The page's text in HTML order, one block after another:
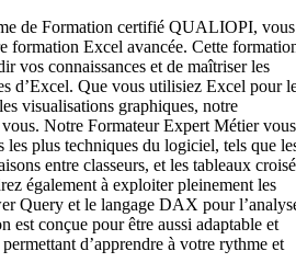
de Formation certifié QUALIOPI, vous
formation Excel avancée. Cette
vos connaissances et de maîtriser les
d’Excel. Que vous utilisiez Excel pour
visualisations graphiques, notre
Notre Formateur Expert Métier vous
les plus techniques du logiciel, tels que
entre classeurs, et les tableaux
également à exploiter pleinement les
Query et le langage DAX pour
est conçue pour être aussi adaptable et
d’apprendre à votre rythme et